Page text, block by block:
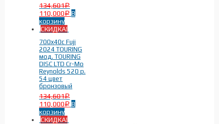
134,601Р
110,000 Р В
корзину
СКИДКА!
700x40c Fuji
2024 TOURING
мод. TOURING
DISC LTD Cr-Mo
Reynolds 520 р.
54 цвет
бронзовый
134,601Р
110,000 Р В
корзину
СКИДКА!